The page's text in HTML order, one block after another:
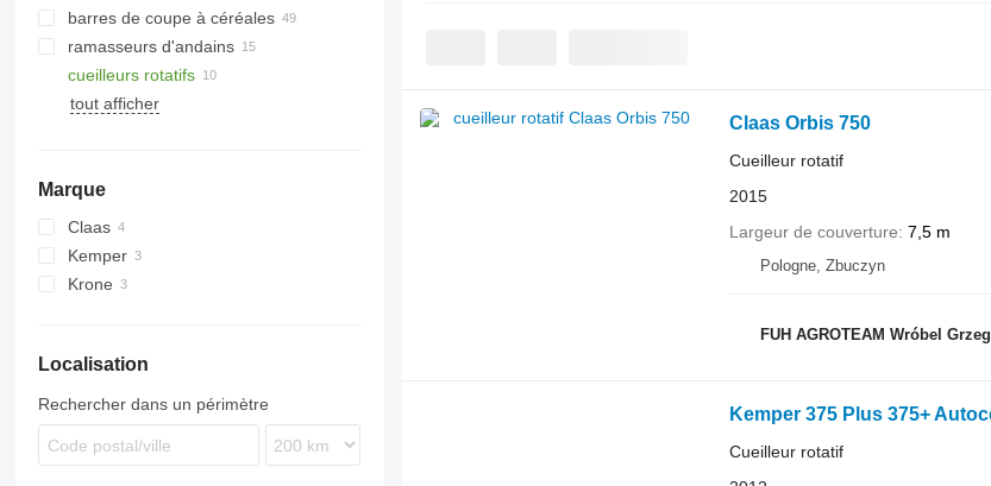
barres de coupe à céréales
ramasseurs d'andains
cueilleurs rotatifs
tout afficher
Marque
Claas
Direct Disc
Orbis
Kemper
Krone
Localisation
Rechercher dans un périmètre
Claas Orbis 750
Cueilleur rotatif
2015
Largeur de couverture 7,5 m
Pologne, Zbuczyn
FUH AGROTEAM Wróbel
Kemper 375 Plus 375+
Cueilleur rotatif